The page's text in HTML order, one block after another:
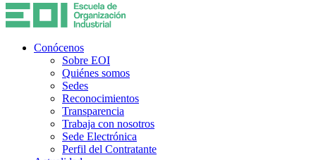
Conócenos
Sobre EOI
Quiénes somos
Sedes
Reconocimientos
Transparencia
Trabaja con nosotros
Sede Electrónica
Perfil del Contratante